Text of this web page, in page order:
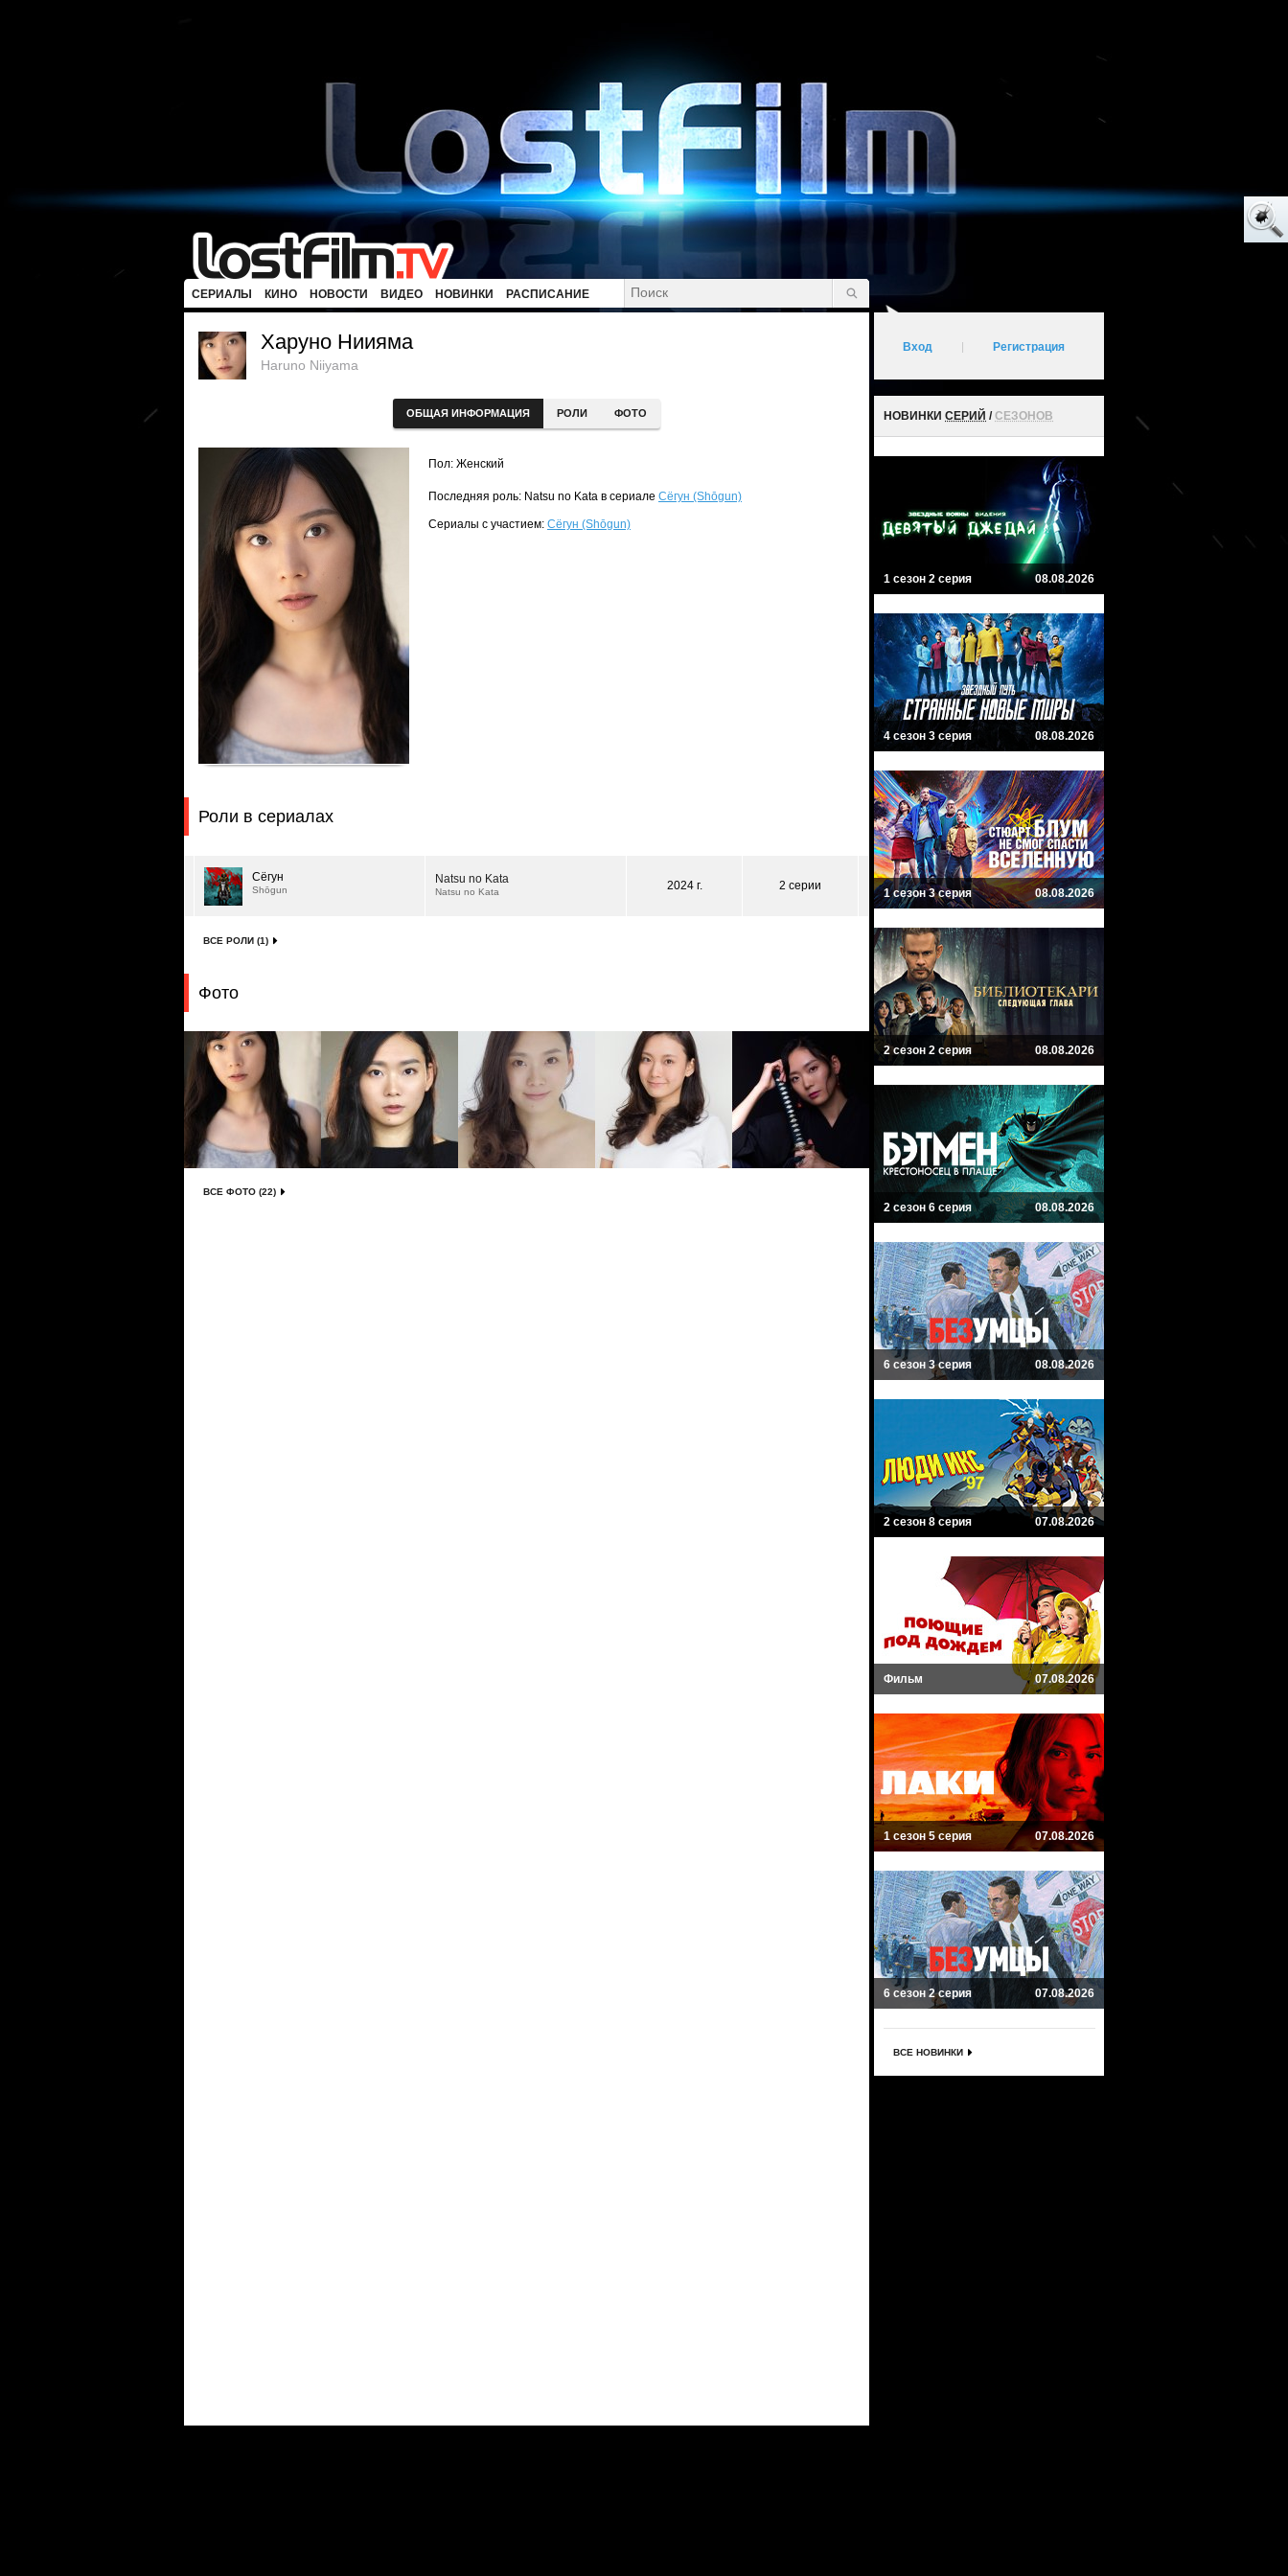
СЕРИАЛЫ КИНО НОВОСТИ ВИДЕО НОВИНКИ РАСПИСАНИЕ
Харуно Ниияма
Haruno Niiyama
ОБЩАЯ ИНФОРМАЦИЯ РОЛИ ФОТО
Пол: Женский
Последняя роль: Natsu no Kata в сериале Сёгун (Shōgun)
Сериалы с участием: Сёгун (Shōgun)
Роли в сериалах
Сёгун
Shōgun
Natsu no Kata
Natsu no Kata 2024 г. 2 серии
ВСЕ РОЛИ (1)
Фото
ВСЕ ФОТО (22)
Вход Регистрация
НОВИНКИ СЕРИЙ /СЕЗОНОВ
1 сезон 2 серия 08.08.2026
4 сезон 3 серия 08.08.2026
1 сезон 3 серия 08.08.2026
2 сезон 2 серия 08.08.2026
2 сезон 6 серия 08.08.2026
6 сезон 3 серия 08.08.2026
2 сезон 8 серия 07.08.2026
Фильм 07.08.2026
1 сезон 5 серия 07.08.2026
6 сезон 2 серия 07.08.2026
ВСЕ НОВИНКИ